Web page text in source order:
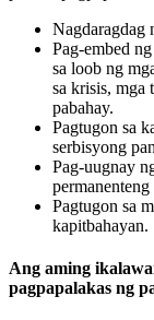
Nagdaragdag
Pag-embed
sa loob ng
sa krisis, mga
pabahay.
Pagtugon sa
serbisyong
Pag-uugnay
permanenteng
Pagtugon sa
kapitbahayan.
Ang aming
pagpapalakas ng